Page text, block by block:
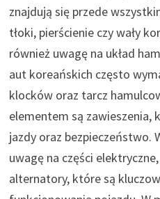
znajdują się przede
tłoki, pierścienie czy wały
również uwagę na układ
aut koreańskich często
klocków oraz tarcz
elementem są
jazdy oraz bezpieczeństwo.
uwagę na części
alternatory, które są